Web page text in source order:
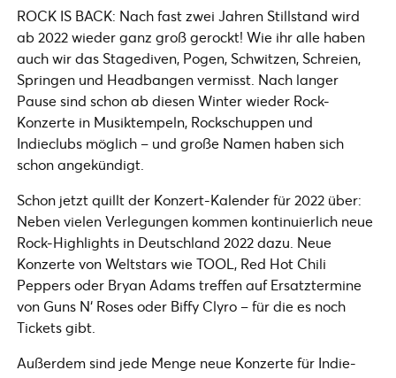
ROCK IS BACK: Nach fast zwei Jahren Stillstand wird
ab 2022 wieder ganz groß gerockt! Wie ihr alle haben
auch wir das Stagediven, Pogen, Schwitzen, Schreien,
Springen und Headbangen vermisst. Nach langer
Pause sind schon ab diesen Winter wieder Rock-
Konzerte in Musiktempeln, Rockschuppen und
Indieclubs möglich – und große Namen haben sich
schon angekündigt.
Schon jetzt quillt der Konzert-Kalender für 2022 über:
Neben vielen Verlegungen kommen kontinuierlich neue
Rock-Highlights in Deutschland 2022 dazu. Neue
Konzerte von Weltstars wie TOOL, Red Hot Chili
Peppers oder Bryan Adams treffen auf Ersatztermine
von Guns N‘ Roses oder Biffy Clyro – für die es noch
Tickets gibt.
Außerdem sind jede Menge neue Konzerte für Indie-